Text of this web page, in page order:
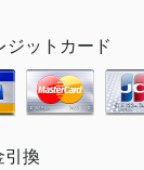
ジットカード
引換